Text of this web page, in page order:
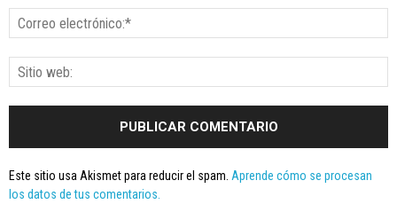
Este sitio usa Akismet para reducir el spam. Aprende cómo se procesan
los datos de tus comentarios.